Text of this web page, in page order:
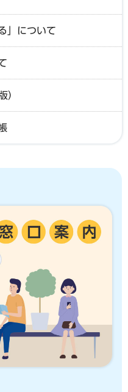
」について
）